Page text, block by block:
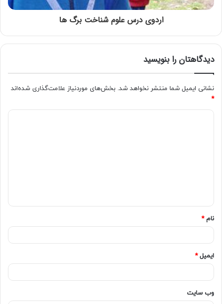
اردوی درس علوم شناخت برگ ها
دیدگاهتان را بنویسید
نشانی ایمیل شما منتشر نخواهد شد. بخش‌های موردنیاز علامت‌گذاری شده‌اند
*
نام*
ایمیل*
وب‌ سایت